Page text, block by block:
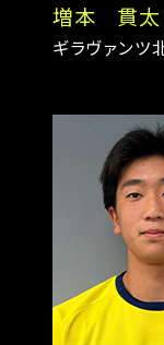
増本 貫太
ギラヴァン